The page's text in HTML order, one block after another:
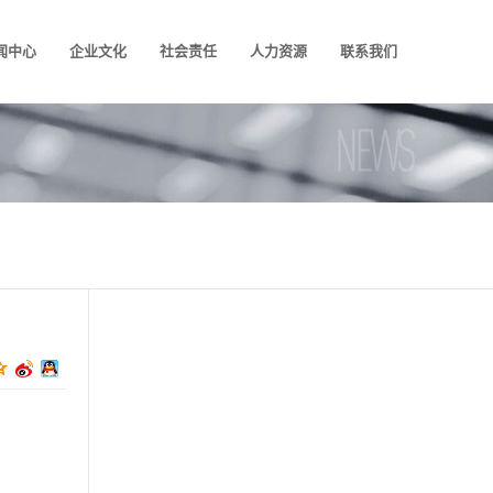
中心 企业文化 社会责任 人力资源 联系我们